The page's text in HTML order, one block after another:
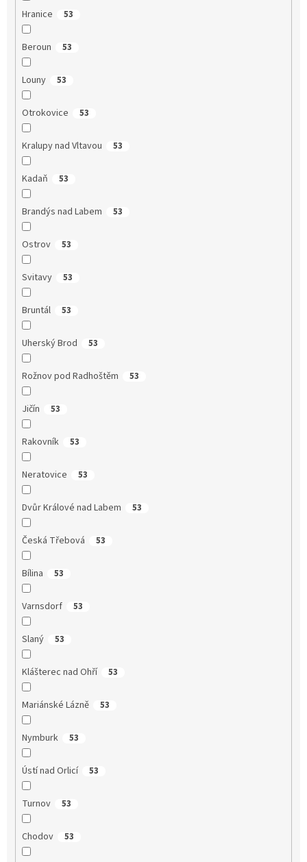
Hranice 53
Beroun 53
Louny 53
Otrokovice 53
Kralupy nad Vltavou 53
Kadaň 53
Brandýs nad Labem 53
Ostrov 53
Svitavy 53
Bruntál 53
Uherský Brod 53
Rožnov pod Radhoštěm 53
Jičín 53
Rakovník 53
Neratovice 53
Dvůr Králové nad Labem 53
Česká Třebová 53
Bílina 53
Varnsdorf 53
Slaný 53
Klášterec nad Ohří 53
Mariánské Lázně 53
Nymburk 53
Ústí nad Orlicí 53
Turnov 53
Chodov 53